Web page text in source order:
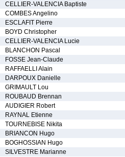
CELLIER-VALENCIA Baptiste
COMBES Angelino
ESCLAFIT Pierre
BOYD Christopher
CELLIER-VALENCIA Lucie
BLANCHON Pascal
FOSSE Jean-Claude
RAFFAELLI Alain
DARPOUX Danielle
GRIMAULT Lou
ROUBAUD Brennan
AUDIGIER Robert
RAYNAL Etienne
TOURNEBISE Nikita
BRIANCON Hugo
BOGHOSSIAN Hugo
SILVESTRE Marianne